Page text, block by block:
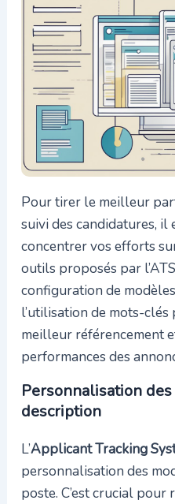
Pour tirer le meilleur
suivi des candidatures, il
concentrer vos efforts
outils proposés par
configuration de
l’utilisation de mots-
meilleur référencement
performances des
Personnalisation
description
L’Applicant Tracking
personnalisation des
poste. C’est crucial